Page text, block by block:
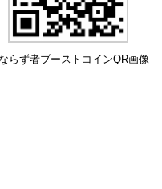
らず者ブーストコインQR画像